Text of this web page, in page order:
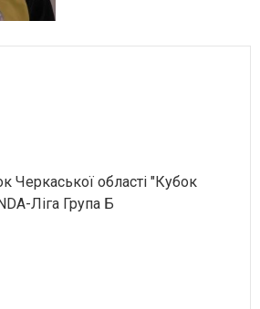
Черкаської області "Кубок
Ліга Група Б